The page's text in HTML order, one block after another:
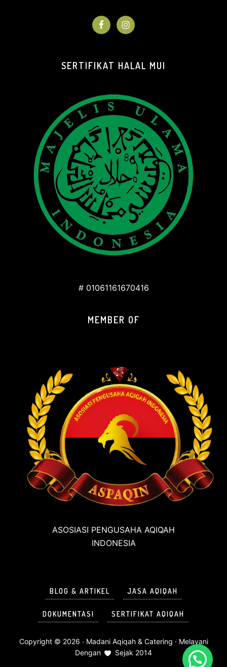
SERTIFIKAT HALAL MUI
# 01061161670416
MEMBER OF
ASOSIASI PENGUSAHA AQIQAH
INDONESIA
BLOG & ARTIKEL JASA AQIQAH
DOKUMENTASI SERTIFIKAT AQIQAH
Copyright © 2026 · Madani Aqiqah & Catering · Melayani
Dengan
Sejak 2014